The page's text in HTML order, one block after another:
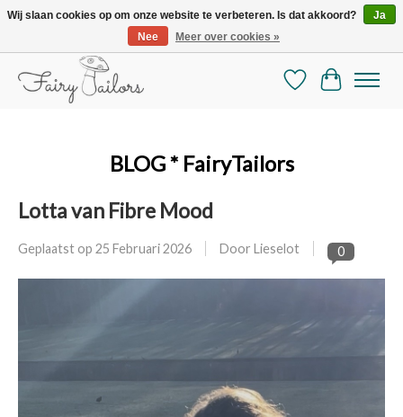
De mooiste online selectie stoffen en mercerie
Verlanglijst
BLOG * FairyTailors
Lotta van Fibre Mood
Geplaatst op 25 Februari 2026 Door Lieselot 0
Wij slaan cookies op om onze website te verbeteren. Is dat akkoord?
Ja
Nee
Meer over cookies »